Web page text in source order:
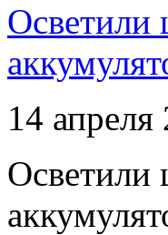
Осветили
14 апреля
Осветили